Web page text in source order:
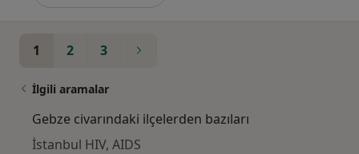
1 2 3
İlgili aramalar
Gebze civarındaki ilçelerden bazıları
İstanbul HIV, AIDS